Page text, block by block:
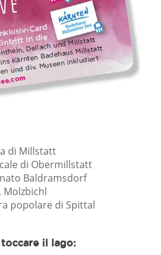
di Millstatt
di Obermillstatt
Baldramsdorf
Molzbichl
popolare di Spittal
toccare il lago: